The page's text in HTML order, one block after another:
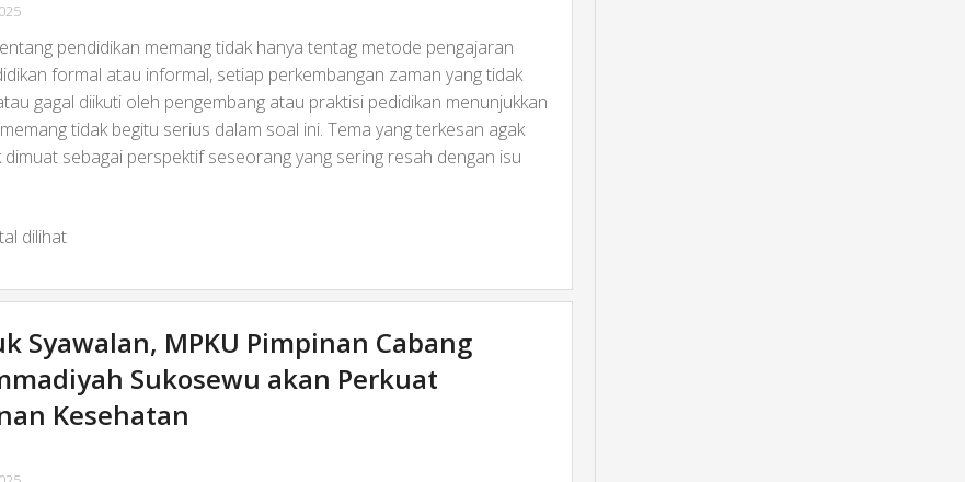
pendidikan memang tidak hanya tentag metode pengajaran
formal atau informal, setiap perkembangan zaman yang tidak
gagal diikuti oleh pengembang atau praktisi pedidikan menunjukkan
tidak begitu serius dalam soal ini. Tema yang terkesan agak
sebagai perspektif seseorang yang sering resah dengan isu
dilihat
Syawalan, MPKU Pimpinan Cabang
Sukosewu akan Perkuat
Kesehatan